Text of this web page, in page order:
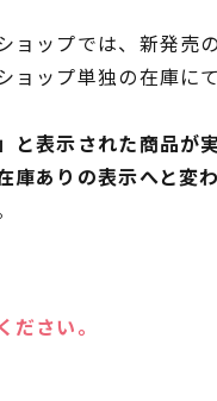
ョップでは、新発売
ョップ単独の在庫に
と表示された商品が
庫ありの表示へと変
ださい。